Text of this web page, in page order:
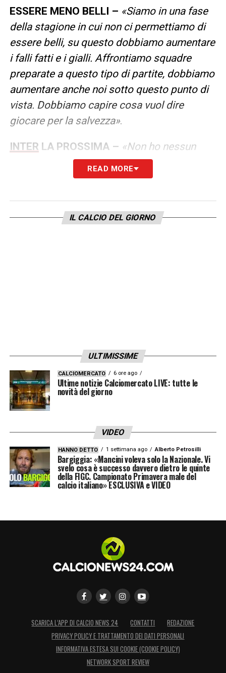
ESSERE MENO BELLI – «Siamo in una fase
della stagione in cui non ci permettiamo di
essere belli, su questo dobbiamo aumentare
i falli fatti e i gialli. Affrontiamo squadre
preparate a questo tipo di partite, dobbiamo
aumentare anche noi sotto questo punto di
vista. Dobbiamo capire cosa vuol dire
giocare per la salvezza».
INTER LA PROSSIMA – «Non ho nessun
sentimento, dobbiamo essere pronti ad
affrontare qualsiasi squadra, come lo siamo
LA PLAYLIST DELLE NOSTRE TOP NEWS
READ MORE
IL CALCIO DEL GIORNO
ULTIMISSIME
CALCIOMERCATO 6 ore ago
Ultime notizie Calciomercato LIVE: tutte le
novità del giorno
VIDEO
HANNO DETTO 1 settimana ago Alberto Petrosilli
Bargiggia: «Mancini voleva solo la Nazionale. Vi
svelo cosa è successo davvero dietro le quinte
della FIGC. Campionato Primavera male del
calcio italiano» ESCLUSIVA e VIDEO
SCARICA L’APP DI CALCIO NEWS 24 CONTATTI
REDAZIONE
PRIVACY POLICY E TRATTAMENTO DEI DATI PERSONALI
INFORMATIVA ESTESA SUI COOKIE (COOKIE POLICY)
NETWORK SPORT REVIEW